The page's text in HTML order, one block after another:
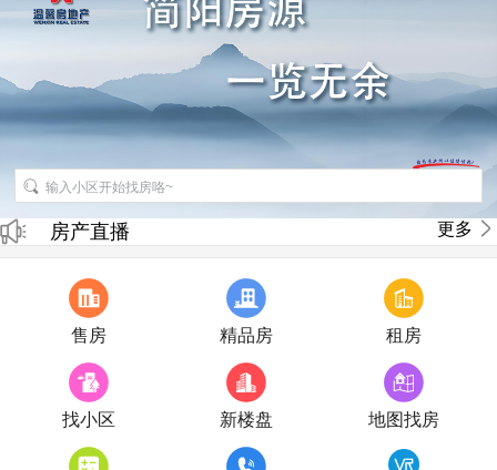
招聘房产销售经纪人
房产直播 更多
售房 精品房 租房
找小区 新楼盘 地图找房